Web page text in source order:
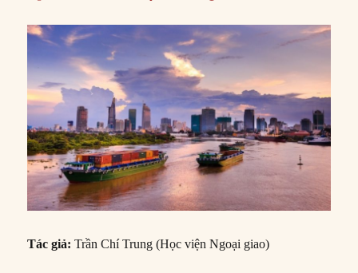
Tác giả: Trần Chí Trung (Học viện Ngoại giao)